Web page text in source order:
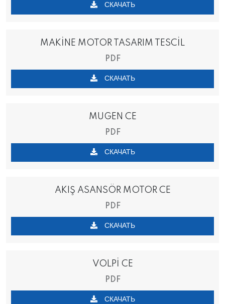
СКАЧАТЬ
MAKİNE MOTOR TASARIM TESCİL
PDF
СКАЧАТЬ
MUGEN CE
PDF
СКАЧАТЬ
AKIŞ ASANSÖR MOTOR CE
PDF
СКАЧАТЬ
VOLPİ CE
PDF
СКАЧАТЬ